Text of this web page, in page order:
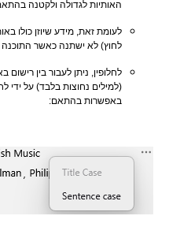
האותיות לגדולה ולקטנה
לחוץ) לא ישתנה כאשר התוכנה
לחלופין, ניתן לעבור בין רישום
(למילים נחוצות בלבד) על ידי
באפשרות בהתאם: